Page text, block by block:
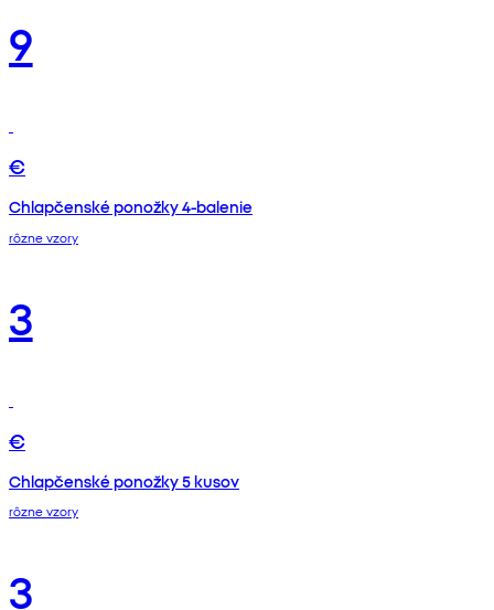
9
€
Chlapčenské ponožky 4-balenie
rôzne vzory
3
€
Chlapčenské ponožky 5 kusov
rôzne vzory
3